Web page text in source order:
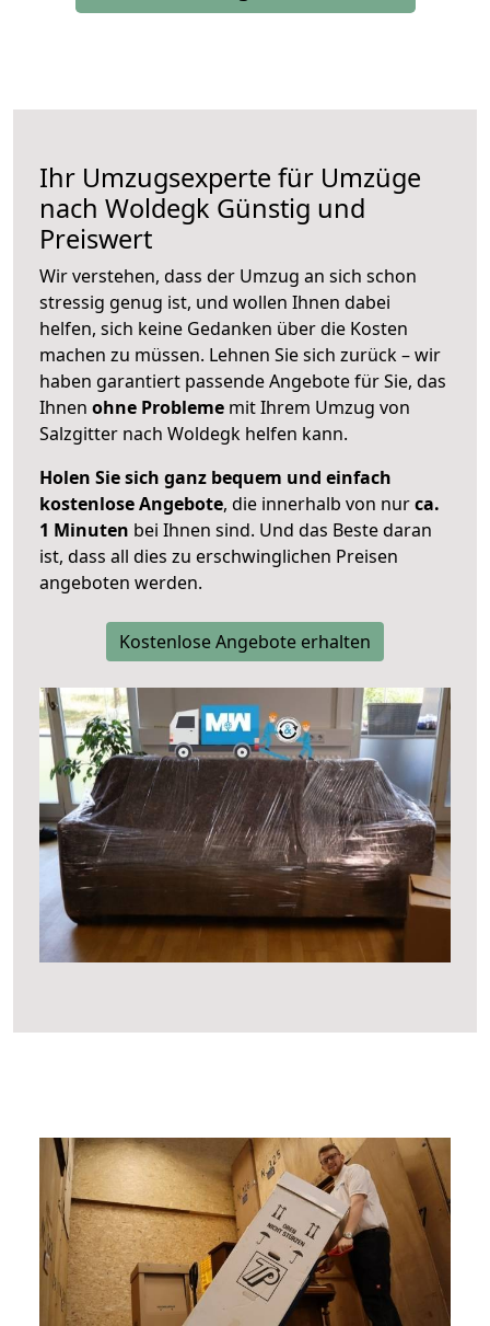
Ihr Umzugsexperte für Umzüge
nach Woldegk Günstig und
Preiswert
Wir verstehen, dass der Umzug an sich schon
stressig genug ist, und wollen Ihnen dabei
helfen, sich keine Gedanken über die Kosten
machen zu müssen. Lehnen Sie sich zurück – wir
haben garantiert passende Angebote für Sie, das
Ihnen ohne Probleme mit Ihrem Umzug von
Salzgitter nach Woldegk helfen kann.
Holen Sie sich ganz bequem und einfach
kostenlose Angebote, die innerhalb von nurca.
1 Minuten bei Ihnen sind. Und das Beste daran
ist, dass all dies zu erschwinglichen Preisen
angeboten werden.
Kostenlose Angebote erhalten